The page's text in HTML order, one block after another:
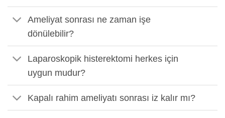
Ameliyat sonrası ne zaman işe
dönülebilir?
Laparoskopik histerektomi herkes için
uygun mudur?
Kapalı rahim ameliyatı sonrası iz kalır mı?